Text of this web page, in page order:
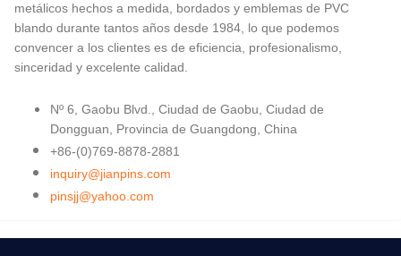
metálicos hechos a medida, bordados y emblemas de PVC
blando durante tantos años desde 1984, lo que podemos
convencer a los clientes es de eficiencia, profesionalismo,
sinceridad y excelente calidad.
Nº 6, Gaobu Blvd., Ciudad de Gaobu, Ciudad de
Dongguan, Provincia de Guangdong, China
+86-(0)769-8878-2881
inquiry@jianpins.com
pinsjj@yahoo.com